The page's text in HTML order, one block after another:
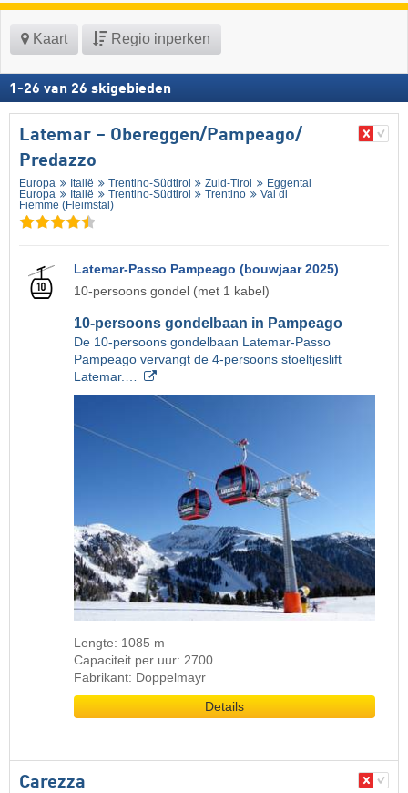
Kaart Regio inperken
1 -26 van 26 skigebieden
Latemar – Obereggen/​Pampeago/​
Predazzo
Europa Italië Trentino-Südtirol Zuid-Tirol
Eggental
Europa
Italië Trentino-Südtirol Trentino
Val di
Fiemme (Fleimstal)
Latemar-Passo Pampeago (bouwjaar 2025)
10-persoons gondel (met 1 kabel)
10-persoons gondelbaan in Pampeago
De 10-persoons gondelbaan Latemar-Passo
Pampeago vervangt de 4-persoons stoeltjeslift
Latemar.…
Lengte: 1085 m
Capaciteit per uur: 2700
Fabrikant: Doppelmayr
Details
Carezza